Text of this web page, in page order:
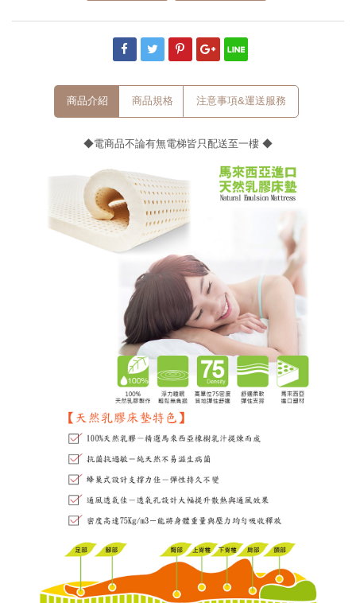
商品介紹 商品規格 注意事項&運送服務
◆電商品不論有無電梯皆只配送至一樓 ◆